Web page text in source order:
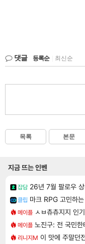
댓글 등록순 최신순
목록 본문
지금 뜨는 인벤
잡담 26년 7월 팔로우
클립 마크 RPG 고민하
메이플 ㅅㅂ츄츄지지 인
메이플 노진구: 전 국민
리니지M 이 맛에 주말던